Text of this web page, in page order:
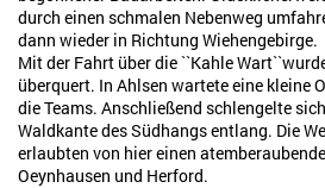
durch einen schmalen Nebenweg
dann wieder in Richtung Wiehengebirge.
Mit der Fahrt über die ``Kahle
überquert. In Ahlsen wartete eine kleine
die Teams. Anschließend schlengelte
Waldkante des Südhangs entlang. Die
erlaubten von hier einen
Oeynhausen und Herford.